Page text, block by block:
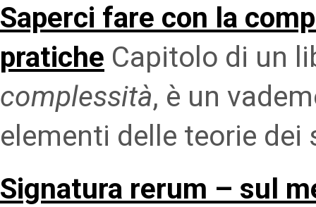
Saperci fare con la
pratiche Capitolo di un
complessità, è un
elementi delle teorie
Signatura rerum – sul